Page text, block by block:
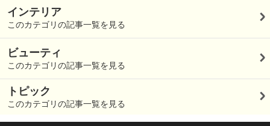
インテリア
このカテゴリの記事一覧を見る
ビューティ
このカテゴリの記事一覧を見る
トピック
このカテゴリの記事一覧を見る